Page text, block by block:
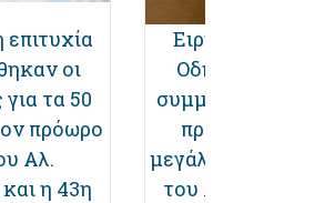
οι
τα 50
πρόωρο
Αλ.
η 43η
Ειρηνοδρομία
Οδηγίες προς
συμμετέχοντες
πρόγραμμα για
μεγάλη αθλητική
του Αγίου